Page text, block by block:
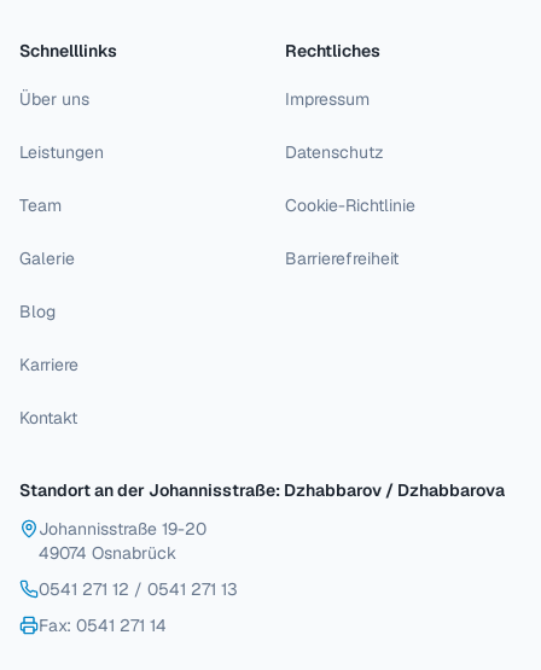
Schnelllinks
Über uns
Leistungen
Team
Galerie
Blog
Karriere
Kontakt
Rechtliches
Impressum
Datenschutz
Cookie-Richtlinie
Barrierefreiheit
Standort an der Johannisstraße: Dzhabbarov / Dzhabbarova
Johannisstraße 19-20
49074 Osnabrück
0541 271 12 / 0541 271 13
Fax: 0541 271 14